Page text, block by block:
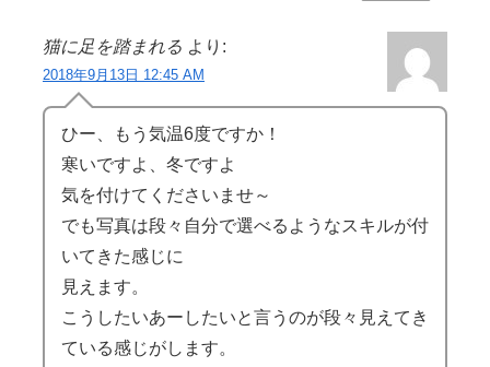
猫に足を踏まれる より:
2018年9月13日 12:45 AM
ひー、もう気温6度ですか！
寒いですよ、冬ですよ
気を付けてくださいませ～
でも写真は段々自分で選べるようなスキルが付
いてきた感じに
見えます。
こうしたいあーしたいと言うのが段々見えてき
ている感じがします。